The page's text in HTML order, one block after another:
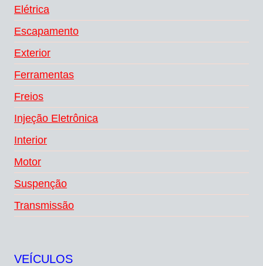
Elétrica
Escapamento
Exterior
Ferramentas
Freios
Injeção Eletrônica
Interior
Motor
Suspenção
Transmissão
VEÍCULOS